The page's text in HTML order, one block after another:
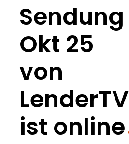
Sendung
Okt 25
von
LenderTV
ist online